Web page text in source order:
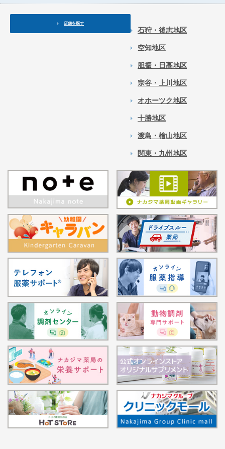
店舗を探す
石狩・後志地区
空知地区
胆振・日高地区
宗谷・上川地区
オホーツク地区
十勝地区
渡島・檜山地区
関東・九州地区